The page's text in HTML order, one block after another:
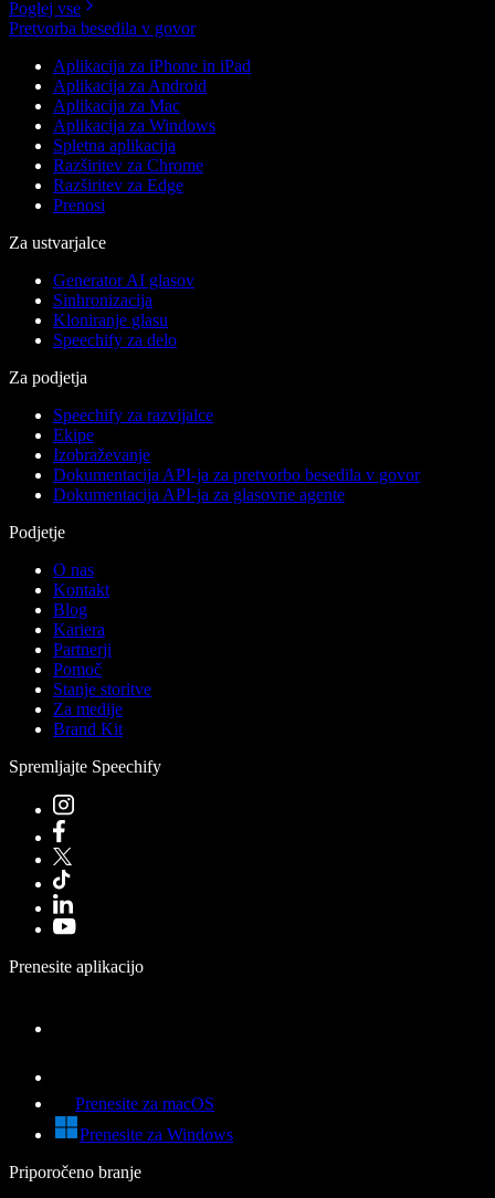
Poglej vse
Pretvorba besedila v govor
Aplikacija za iPhone in iPad
Aplikacija za Android
Aplikacija za Mac
Aplikacija za Windows
Spletna aplikacija
Razširitev za Chrome
Razširitev za Edge
Prenosi
Za ustvarjalce
Generator AI glasov
Sinhronizacija
Kloniranje glasu
Speechify za delo
Za podjetja
Speechify za razvijalce
Ekipe
Izobraževanje
Dokumentacija API-ja za pretvorbo besedila v govor
Dokumentacija API-ja za glasovne agente
Podjetje
O nas
Kontakt
Blog
Kariera
Partnerji
Pomoč
Stanje storitve
Za medije
Brand Kit
Spremljajte Speechify
Prenesite aplikacijo
Prenesite za macOS
Prenesite za Windows
Priporočeno branje